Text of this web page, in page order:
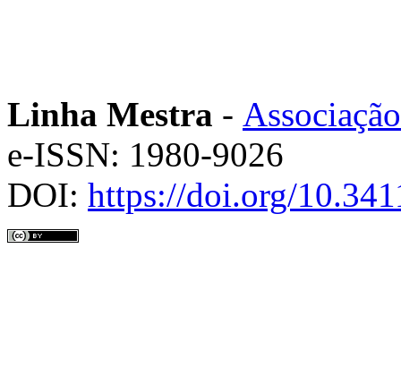
Linha Mestra -
e-ISSN: 1980-9026
DOI: https://doi.org/